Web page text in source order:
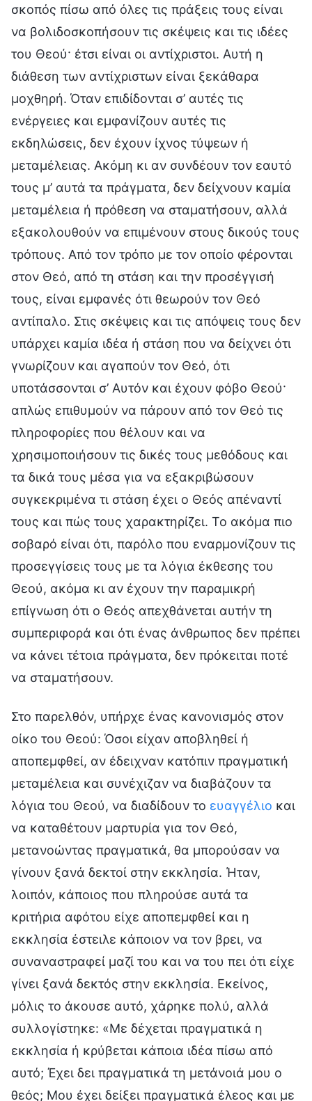
σκοπός πίσω από όλες τις πράξεις τους είναι
να βολιδοσκοπήσουν τις σκέψεις και τις ιδέες
του Θεού· έτσι είναι οι αντίχριστοι. Αυτή η
διάθεση των αντίχριστων είναι ξεκάθαρα
μοχθηρή. Όταν επιδίδονται σ’ αυτές τις
ενέργειες και εμφανίζουν αυτές τις
εκδηλώσεις, δεν έχουν ίχνος τύψεων ή
μεταμέλειας. Ακόμη κι αν συνδέουν τον εαυτό
τους μ’ αυτά τα πράγματα, δεν δείχνουν καμία
μεταμέλεια ή πρόθεση να σταματήσουν, αλλά
εξακολουθούν να επιμένουν στους δικούς τους
τρόπους. Από τον τρόπο με τον οποίο φέρονται
στον Θεό, από τη στάση και την προσέγγισή
τους, είναι εμφανές ότι θεωρούν τον Θεό
αντίπαλο. Στις σκέψεις και τις απόψεις τους δεν
υπάρχει καμία ιδέα ή στάση που να δείχνει ότι
γνωρίζουν και αγαπούν τον Θεό, ότι
υποτάσσονται σ’ Αυτόν και έχουν φόβο Θεού·
απλώς επιθυμούν να πάρουν από τον Θεό τις
πληροφορίες που θέλουν και να
χρησιμοποιήσουν τις δικές τους μεθόδους και
τα δικά τους μέσα για να εξακριβώσουν
συγκεκριμένα τι στάση έχει ο Θεός απέναντί
τους και πώς τους χαρακτηρίζει. Το ακόμα πιο
σοβαρό είναι ότι, παρόλο που εναρμονίζουν τις
προσεγγίσεις τους με τα λόγια έκθεσης του
Θεού, ακόμα κι αν έχουν την παραμικρή
επίγνωση ότι ο Θεός απεχθάνεται αυτήν τη
συμπεριφορά και ότι ένας άνθρωπος δεν πρέπει
να κάνει τέτοια πράγματα, δεν πρόκειται ποτέ
να σταματήσουν.
Στο παρελθόν, υπήρχε ένας κανονισμός στον
οίκο του Θεού: Όσοι είχαν αποβληθεί ή
αποπεμφθεί, αν έδειχναν κατόπιν πραγματική
μεταμέλεια και συνέχιζαν να διαβάζουν τα
λόγια του Θεού, να διαδίδουν το ευαγγέλιο και
να καταθέτουν μαρτυρία για τον Θεό,
μετανοώντας πραγματικά, θα μπορούσαν να
γίνουν ξανά δεκτοί στην εκκλησία. Ήταν,
λοιπόν, κάποιος που πληρούσε αυτά τα
κριτήρια αφότου είχε αποπεμφθεί και η
εκκλησία έστειλε κάποιον να τον βρει, να
συναναστραφεί μαζί του και να του πει ότι είχε
γίνει ξανά δεκτός στην εκκλησία. Εκείνος,
μόλις το άκουσε αυτό, χάρηκε πολύ, αλλά
συλλογίστηκε: «Με δέχεται πραγματικά η
εκκλησία ή κρύβεται κάποια ιδέα πίσω από
αυτό; Έχει δει πραγματικά τη μετάνοιά μου ο
θεός; Μου έχει δείξει πραγματικά έλεος και με